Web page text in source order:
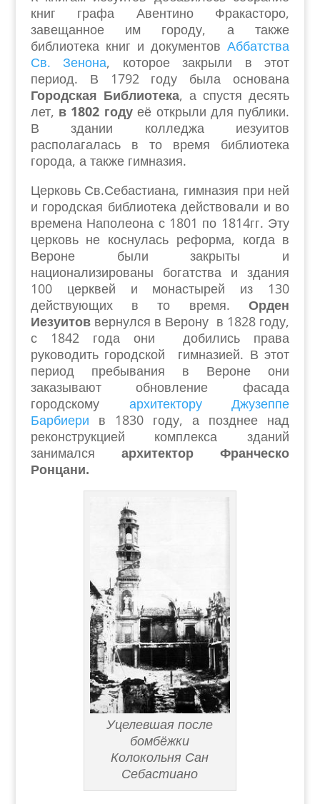
книг графа Авентино Фракасторо,
завещанное им городу, а также
библиотека книг и документов Аббатства
Св. Зенона, которое закрыли в этот
период. В 1792 году была основана
Городская Библиотека, а спустя десять
лет, в 1802 годуеё открыли для публики.
В здании колледжа иезуитов
располагалась в то время библиотека
города, а также гимназия.
Церковь Св.Себастиана, гимназия при ней
и городская библиотека действовали и во
времена Наполеона с 1801 по 1814гг. Эту
церковь не коснулась реформа, когда в
Вероне были закрыты и
национализированы богатства и здания
100 церквей и монастырей из 130
действующих в то время.Орден
Иезуитоввернулся в Верону в 1828 году,
с 1842 года они добились права
руководить городской гимназией. В этот
период пребывания в Вероне они
заказывают обновление фасада
городскому архитектору Джузеппе
Барбиери в 1830 году, а позднее над
реконструкцией комплекса зданий
занимался архитектор Франческо
Ронцани.
Уцелевшая после
бомбёжки
Колокольня Сан
Себастиано